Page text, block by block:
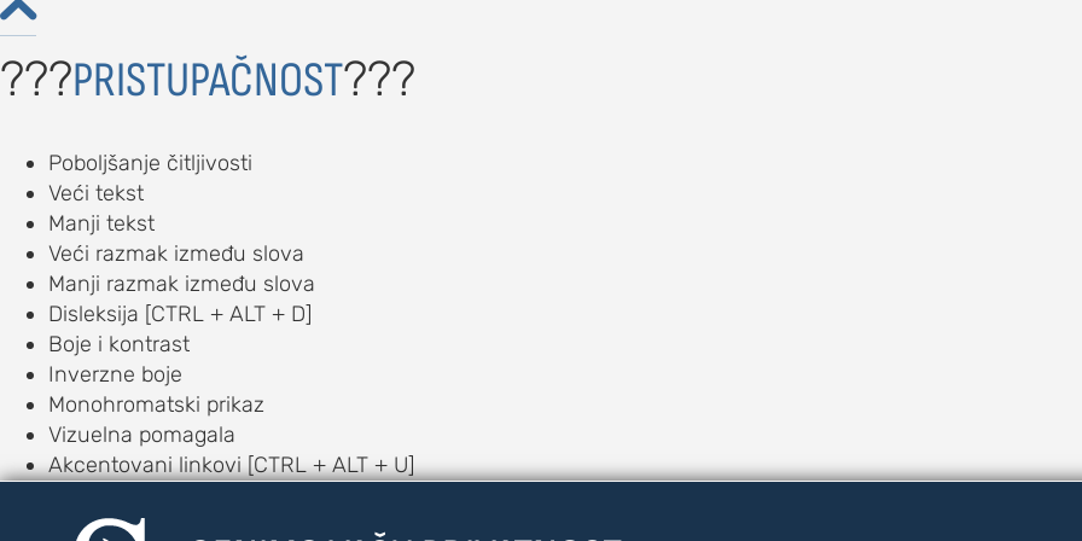

???PRISTUPAČNOST???
Poboljšanje čitljivosti
Veći tekst
Manji tekst
Veći razmak između slova
Manji razmak između slova
Disleksija [CTRL + ALT + D]
Boje i kontrast
Inverzne boje
Monohromatski prikaz
Vizuelna pomagala
Akcentovani linkovi [CTRL + ALT + U]
Vodič za čitanje [CTRL + ALT + R]